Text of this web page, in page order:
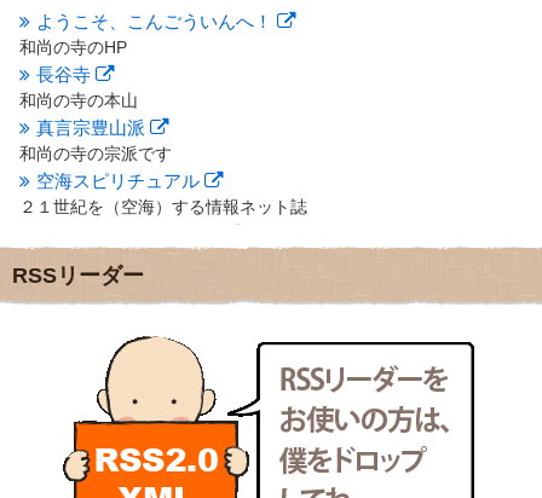
2012年8月
(9)
2012年7月(10)
2012年6月
2012年5月(16)
2012年4月 (16)
2012年3月(17)
2012年2月(20)
2012年1月(25)
2011年11月(28)
2011年10月(31)
2011年9月(24)
2011年7月(18)
2011年6月
2011年5月
(15)
2011年4月(17)
2011年3月(15)
2011年2月
ようこそ、こんごういんへ！
和尚の寺のHP
長谷寺
和尚の寺の本山
真言宗豊山派
和尚の寺の宗派です
空海スピリチュアル
２１世紀を（空海）する情報ネット誌
地域のライターさんです
小豆島 圓満寺
新聞屋の道具箱
新聞社で使われる用語の解説など
makotoさんの御符内巡礼記
東京の巡礼記です
POLYHEDON
いろいろなことが書いてあるよ
RSSリーダー